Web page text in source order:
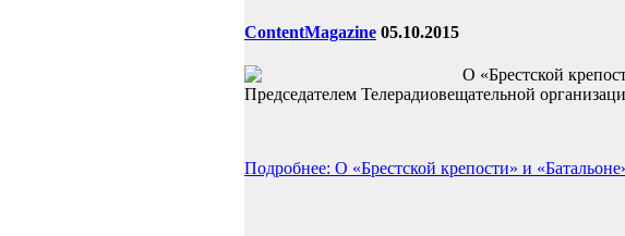
ContentMagazine 05.10.2015
О «Брестской
Председателем Телерадиовещательной
Подробнее: О «Брестской крепости» и